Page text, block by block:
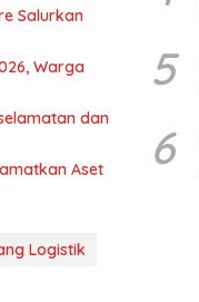
Salurkan
Warga
dan
Aset
Logistik
5
6